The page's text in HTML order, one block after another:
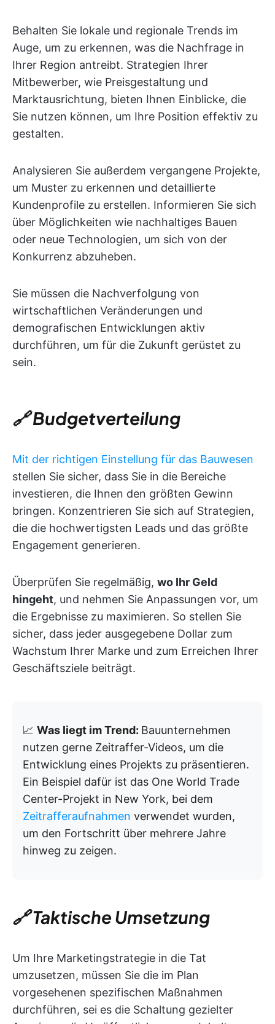
Behalten Sie lokale und regionale Trends im
Auge, um zu erkennen, was die Nachfrage in
Ihrer Region antreibt. Strategien Ihrer
Mitbewerber, wie Preisgestaltung und
Marktausrichtung, bieten Ihnen Einblicke, die
Sie nutzen können, um Ihre Position effektiv zu
gestalten.
Analysieren Sie außerdem vergangene Projekte,
um Muster zu erkennen und detaillierte
Kundenprofile zu erstellen. Informieren Sie sich
über Möglichkeiten wie nachhaltiges Bauen
oder neue Technologien, um sich von der
Konkurrenz abzuheben.
Sie müssen die Nachverfolgung von
wirtschaftlichen Veränderungen und
demografischen Entwicklungen aktiv
durchführen, um für die Zukunft gerüstet zu
sein.
🔗 Budgetverteilung
Mit der richtigen Einstellung für das Bauwesen
stellen Sie sicher, dass Sie in die Bereiche
investieren, die Ihnen den größten Gewinn
bringen. Konzentrieren Sie sich auf Strategien,
die die hochwertigsten Leads und das größte
Engagement generieren.
Überprüfen Sie regelmäßig, wo Ihr Geld
hingeht, und nehmen Sie Anpassungen vor, um
die Ergebnisse zu maximieren. So stellen Sie
sicher, dass jeder ausgegebene Dollar zum
Wachstum Ihrer Marke und zum Erreichen Ihrer
Geschäftsziele beiträgt.
📈 Was liegt im Trend: Bauunternehmen
nutzen gerne Zeitraffer-Videos, um die
Entwicklung eines Projekts zu präsentieren.
Ein Beispiel dafür ist das One World Trade
Center-Projekt in New York, bei dem
Zeitrafferaufnahmen verwendet wurden,
um den Fortschritt über mehrere Jahre
hinweg zu zeigen.
🔗 Taktische Umsetzung
Um Ihre Marketingstrategie in die Tat
umzusetzen, müssen Sie die im Plan
vorgesehenen spezifischen Maßnahmen
durchführen, sei es die Schaltung gezielter